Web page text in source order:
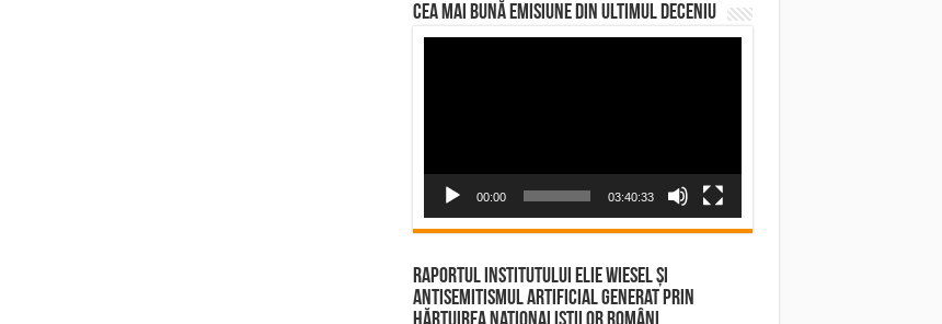
CEA MAI BUNĂ EMISIUNE DIN ULTIMUL DECENIU
00:00 03:40:33
Raportul Institutului Elie Wiesel și
Antisemitismul Artificial Generat prin